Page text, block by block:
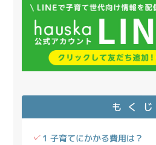
もくじ
1 子育てにかかる費用は？